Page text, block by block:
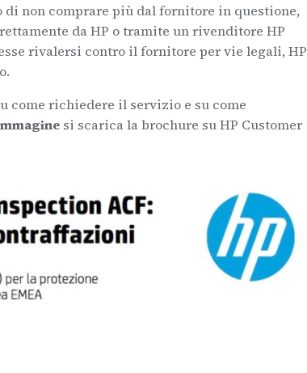
non comprare più dal fornitore in questione,
da HP o tramite un rivenditore HP
rivalersi contro il fornitore per vie legali, HP
richiedere il servizio e su come
si scarica la brochure su HP Customer